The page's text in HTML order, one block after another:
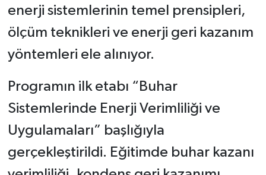
enerji sistemlerinin temel prensipleri,
ölçüm teknikleri ve enerji geri kazanım
yöntemleri ele alınıyor.
Programın ilk etabı “Buhar
Sistemlerinde Enerji Verimliliği ve
Uygulamaları” başlığıyla
gerçekleştirildi. Eğitimde buhar kazanı